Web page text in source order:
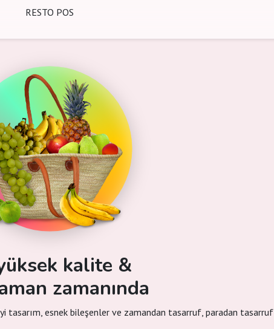
RESTO POS
kalite &
zamanında
tasarım, esnek bileşenler ve zamandan tasarruf, paradan tasarruf